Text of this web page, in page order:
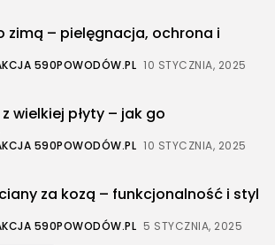
zimą – pielęgnacja, ochrona i
590POWODÓW.PL 10 STYCZNIA, 2025
wielkiej płyty – jak go
590POWODÓW.PL 10 STYCZNIA, 2025
za kozą – funkcjonalność i styl
590POWODÓW.PL 5 STYCZNIA, 2025